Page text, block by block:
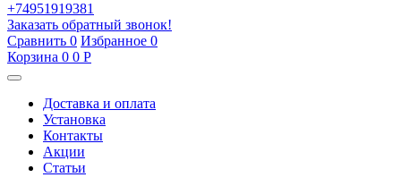
+74951919381
Заказать обратный звонок!
Сравнить 0 Избранное 0
Корзина 0 0 Р
Доставка и оплата
Установка
Контакты
Акции
Статьи